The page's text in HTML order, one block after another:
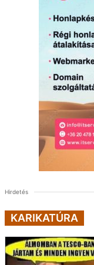
Hirdetés
KARIKATÚRA